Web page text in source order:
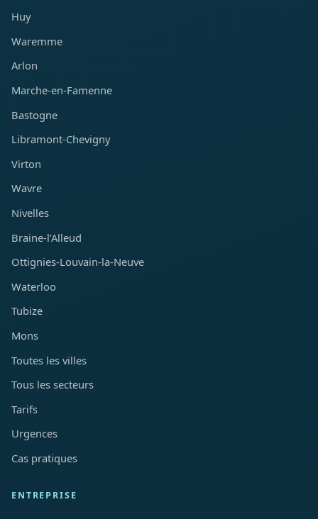
Huy
Waremme
Arlon
Marche-en-Famenne
Bastogne
Libramont-Chevigny
Virton
Wavre
Nivelles
Braine-l’Alleud
Ottignies-Louvain-la-Neuve
Waterloo
Tubize
Mons
Toutes les villes
Tous les secteurs
Tarifs
Urgences
Cas pratiques
ENTREPRISE